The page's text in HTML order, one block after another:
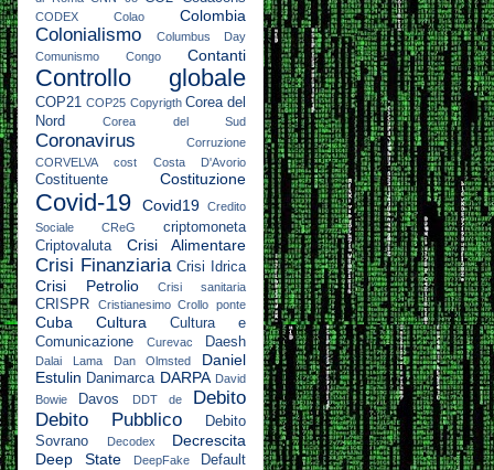
CODEX Colao Colombia
Colonialismo
Columbus Day
Comunismo
Congo Contanti
Controllo globale
COP21 COP25 Copyrigth Corea del
Nord
Corea del Sud
Coronavirus
Corruzione
CORVELVA
cost Costa D'Avorio
Costituente Costituzione
Covid-19 Covid19
Credito
Sociale
CReG
criptomoneta
Criptovaluta
Crisi Alimentare
Crisi Finanziaria Crisi Idrica
Crisi Petrolio Crisi sanitaria
CRISPR Cristianesimo Crollo ponte
Cuba Cultura
Cultura e
Comunicazione
Curevac Daesh
Dalai Lama Dan Olmsted
Daniel
Estulin Danimarca DARPA David
Bowie
Davos DDT de
Debito
Debito Pubblico
Debito
Sovrano
Decodex
Decrescita
Deep State
DeepFake Default